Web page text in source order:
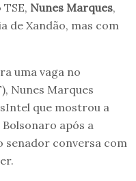
Nunes Marques,
de Xandão, mas com
uma vaga no
Nunes Marques
que mostrou a
após a
senador conversa com